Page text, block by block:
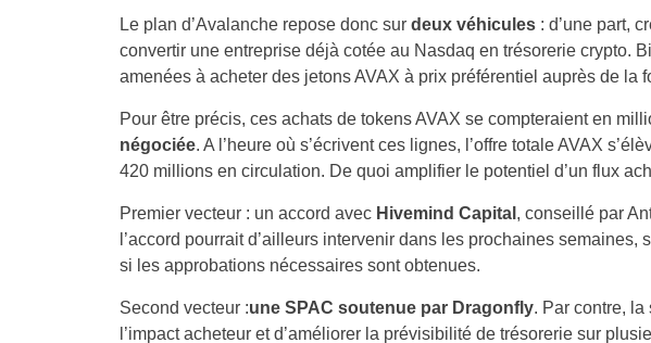
Le plan d’Avalanche repose donc sur deux véhicules: d’une part,
convertir une entreprise déjà cotée au Nasdaq en trésorerie crypto.
amenées à acheter des jetons AVAX à prix préférentiel auprès de la
Pour être précis, ces achats de tokens AVAX se compteraient en
négociée. A l’heure où s’écrivent ces lignes, l’offre totale AVAX
420 millions en circulation. De quoi amplifier le potentiel d’un flux
Premier vecteur : un accord avec Hivemind Capital , conseillé par
l’accord pourrait d’ailleurs intervenir dans les prochaines
si les approbations nécessaires sont obtenues.
Second vecteur :une SPAC soutenue par Dragonfly. Par contre, la
l’impact acheteur et d’améliorer la prévisibilité de trésorerie sur